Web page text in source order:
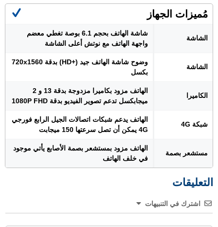
مُميزات الجهاز
الشاشة
شاشة الهاتف بحجم 6.1 بوصة تغطي معضم
واجهة الهاتف مع نوتش أعلى الشاشة
الشاشة
وضوح شاشة الهاتف جيد (+HD) بدقة 720x1560
بكسل
الكاميرا
الهاتف مزود بكاميرا مزدوجة بدقة 13 و 2
ميجابكسل تدعم تصوير الفيديو بدقة 1080P FHD
شبكة 4G
الهاتف يدعم شبكات اتصالات الجيل الرابع فورجي
4G يمكن أن تصل سرعتها 150 ميجابت
مستشعر بصمة
الهاتف مزود بمستشعر بصمة الأصابع يأتي موجود
في خلف الهاتف
التعليقات
اشترك في التنبيهات